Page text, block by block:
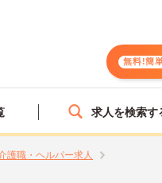
無料!簡
求人を検索す
護職・ヘルパー求人